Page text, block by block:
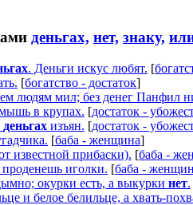
деньгах, нет, знаку,
. Деньги искус любят. [
[богатство - достаток]
людям мил; без денег Панфил
в крупах. [достаток -
деньгах изъян. [достаток -
[баба - женщина]
известной прибаски). [баба -
проденешь иголки. [баба -
окурки есть, а выкурки нет.
и белое белильце, а хвать-